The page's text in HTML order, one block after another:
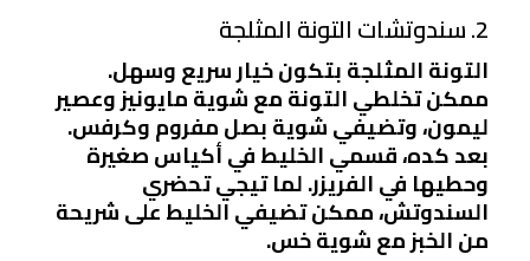
2. سندوتشات التونة المثلجة
التونة المثلجة بتكون خيار سريع وسهل.
ممكن تخلطي التونة مع شوية مايونيز وعصير
ليمون، وتضيفي شوية بصل مفروم وكرفس.
بعد كده، قسمي الخليط في أكياس صغيرة
وحطيها في الفريزر. لما تيجي تحضري
السندوتش، ممكن تضيفي الخليط على شريحة
من الخبز مع شوية خس.